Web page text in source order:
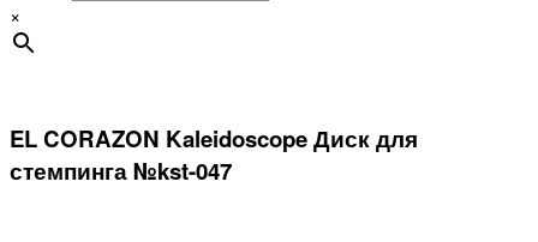
×
EL CORAZON Kaleidoscope Диск для
стемпинга №kst-047